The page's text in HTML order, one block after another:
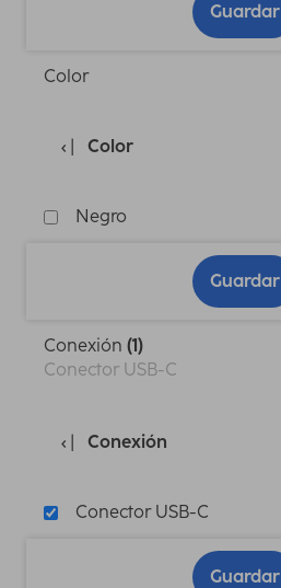
Guardar
Color
Color
Negro
Guardar
Conexión (1)
Conector USB-C
Conexión
Conector USB-C
Guardar